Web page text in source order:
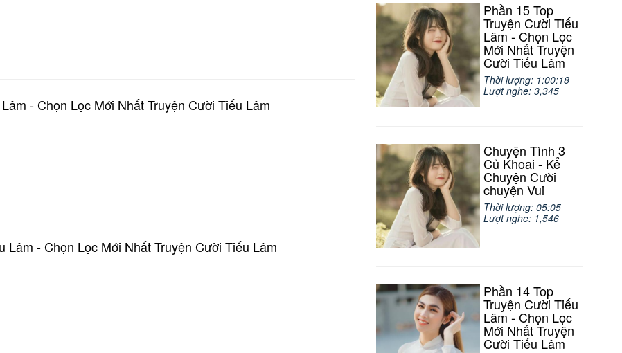
- Chọn Lọc Mới Nhất Truyện Cười Tiếu Lâm
Lâm - Chọn Lọc Mới Nhất Truyện Cười Tiếu Lâm
Phần 15 Top
Truyện Cười Tiếu
Lâm - Chọn Lọc
Mới Nhất Truyện
Cười Tiếu Lâm
Thời lượng: 1:00:18
Lượt nghe: 3,345
Chuyện Tình 3
Củ Khoai - Kể
Chuyện Cười
chuyện Vui
Thời lượng: 05:05
Lượt nghe: 1,546
Phần 14 Top
Truyện Cười Tiếu
Lâm - Chọn Lọc
Mới Nhất Truyện
Cười Tiếu Lâm